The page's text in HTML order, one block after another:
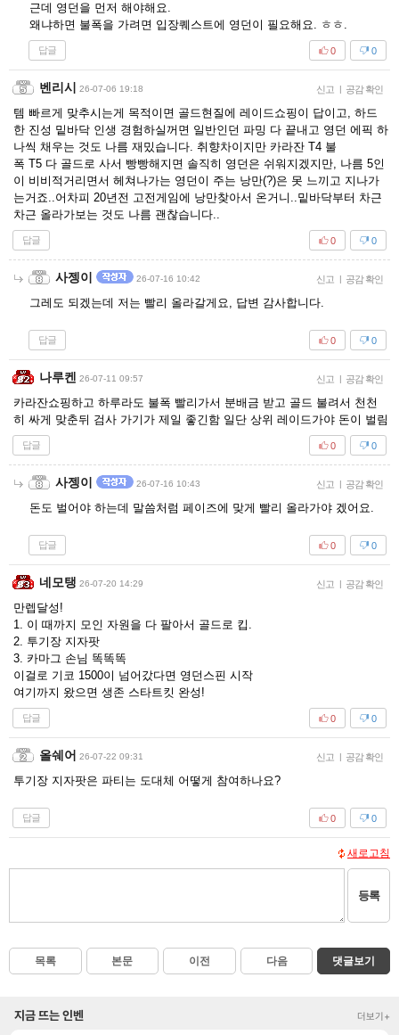
근데 영던을 먼저 해야해요.
왜냐하면 불폭을 가려면 입장퀘스트에 영던이 필요해요. ㅎㅎ.
답글 0
0
벤리시 26-07-06 19:18 신고 | 공감 확인
템 빠르게 맞추시는게 목적이면 골드현질에 레이드쇼핑이 답이고, 하드
한 진성 밑바닥 인생 경험하실꺼면 일반인던 파밍 다 끝내고 영던 에픽 하
나씩 채우는 것도 나름 재밌습니다. 취향차이지만 카라잔 T4 불
폭 T5 다 골드로 사서 빵빵해지면 솔직히 영던은 쉬워지겠지만, 나름 5인
이 비비적거리면서 헤쳐나가는 영던이 주는 낭만(?)은 못 느끼고 지나가
는거죠..어차피 20년전 고전게임에 낭만찾아서 온거니..밑바닥부터 차근
차근 올라가보는 것도 나름 괜찮습니다..
답글 0
0
사젱이 26-07-16 10:42 신고 | 공감 확인
그레도 되겠는데 저는 빨리 올라갈게요, 답변 감사합니다.
답글 0
0
나루켄 26-07-11 09:57 신고 | 공감 확인
카라잔쇼핑하고 하루라도 불폭 빨리가서 분배금 받고 골드 불려서 천천
히 싸게 맞춘뒤 검사 가기가 제일 좋긴함 일단 상위 레이드가야 돈이 벌림
답글 0
0
사젱이 26-07-16 10:43 신고 | 공감 확인
돈도 벌어야 하는데 말씀처럼 페이즈에 맞게 빨리 올라가야 겠어요.
답글 0
0
네모탱 26-07-20 14:29 신고 | 공감 확인
만렙달성!
1. 이 때까지 모인 자원을 다 팔아서 골드로 킵.
2. 투기장 지자팟
3. 카마그 손님 똑똑똑
이걸로 기코 1500이 넘어갔다면 영던스핀 시작
여기까지 왔으면 생존 스타트킷 완성!
답글 0
0
올쉐어 26-07-22 09:31 신고 | 공감 확인
투기장 지자팟은 파티는 도대체 어떻게 참여하나요?
답글 0
0
새로고침
등록
목록 본문 이전 다음 댓글보기
지금 뜨는 인벤 더보기+